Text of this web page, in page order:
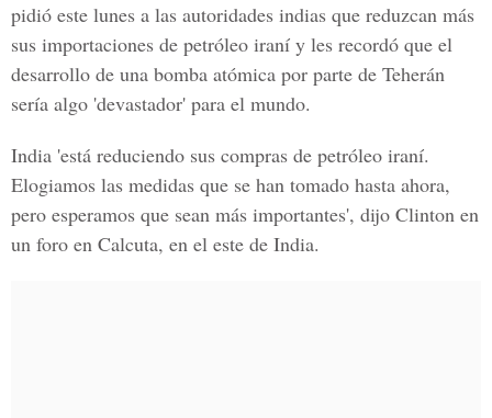
pidió este lunes a las autoridades indias que reduzcan más
sus importaciones de petróleo iraní y les recordó que el
desarrollo de una bomba atómica por parte de Teherán
sería algo 'devastador' para el mundo.
India 'está reduciendo sus compras de petróleo iraní.
Elogiamos las medidas que se han tomado hasta ahora,
pero esperamos que sean más importantes', dijo Clinton en
un foro en Calcuta, en el este de India.